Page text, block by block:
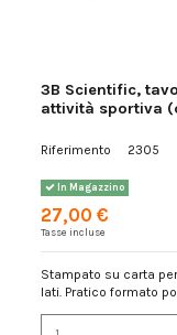
3B Scientific,
attività sportiva
Riferimento 2305
In Magazzino
27,00 €
Tasse incluse
Stampato su carta
lati. Pratico formato